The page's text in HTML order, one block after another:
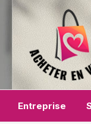
Entreprise